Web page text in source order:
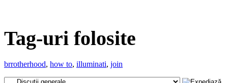
Tag-uri folosite
brrotherhood, how to, illuminati, join